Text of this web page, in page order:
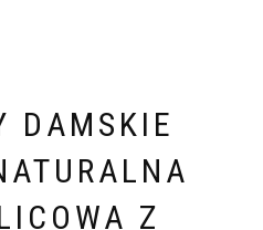
DAMSKIE
Z